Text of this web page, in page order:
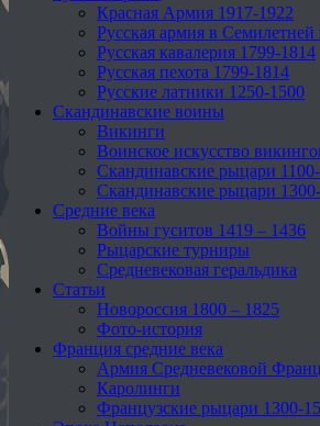
Красная Армия 1917-1922
Русская армия в Семилетней
Русская кавалерия 1799-1814
Русская пехота 1799-1814
Русские латники 1250-1500
Скандинавские воины
Викинги
Воинское искусство
Скандинавские рыцари
Скандинавские рыцари
Средние века
Войны гуситов 1419 – 1436
Рыцарские турниры
Средневековая геральдика
Статьи
Новороссия 1800 – 1825
Фото-история
Франция средние века
Армия Средневековой
Каролинги
Французские рыцари 1300-